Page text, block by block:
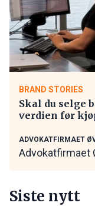
BRAND STORIES
Skal du selge
verdien før
ADVOKATFIRMAET
Advokatfirmaet
Siste nytt